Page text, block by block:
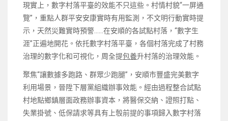
現實上，數字村落平臺的效能不只這些。村情村貌“一屏通
覽”，重點人群平安安康實時有用監測，不文明行動實時提
示，天然災難實時預警……在安順的各試點村落，“數字生
涯”正遍地開花。依托數字村落平臺，各個村落完成了村務
治理的數字化和可視化，周全提包養升村落的治理效能。
聚焦“讓數據多跑路、群眾少跑腿”，安順市豐盛完美數字
利用場景，晉陞下層黨組織辦事效能。經由過程整合試點
村地點鄉鎮層面政務辦事資本，將醫保交納、證照打點、
失業掛號、低保請求等具有上彀前提的事項歸入數字村落